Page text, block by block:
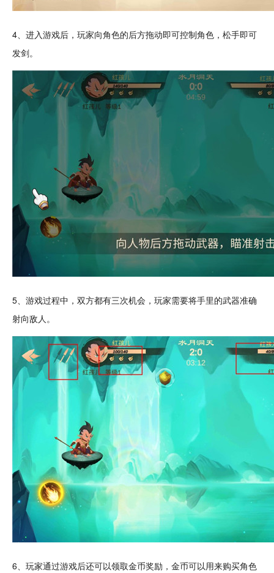
4、进入游戏后，玩家向角色的后方拖动即可控制角色，松手即可
发剑。
5、游戏过程中，双方都有三次机会，玩家需要将手里的武器准确
射向敌人。
6、玩家通过游戏后还可以领取金币奖励，金币可以用来购买角色